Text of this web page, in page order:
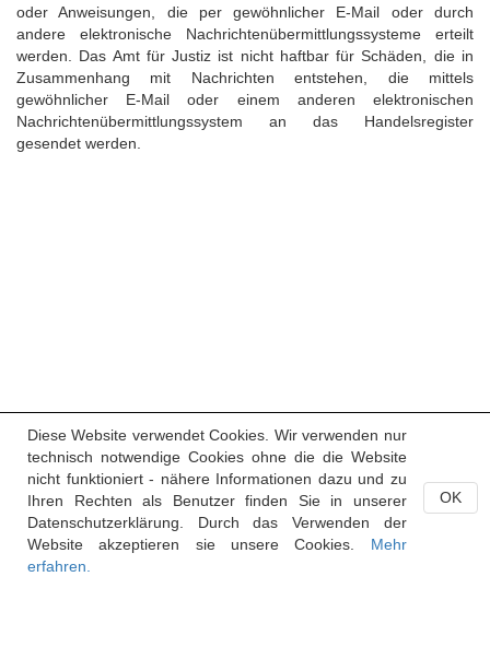
oder Anweisungen, die per gewöhnlicher E-Mail oder durch
andere elektronische Nachrichtenübermittlungssysteme erteilt
werden. Das Amt für Justiz ist nicht haftbar für Schäden, die in
Zusammenhang mit Nachrichten entstehen, die mittels
gewöhnlicher E-Mail oder einem anderen elektronischen
Nachrichtenübermittlungssystem an das Handelsregister
gesendet werden.
Diese Website verwendet Cookies. Wir verwenden nur
technisch notwendige Cookies ohne die die Website
nicht funktioniert - nähere Informationen dazu und zu
Ihren Rechten als Benutzer finden Sie in unserer
Datenschutzerklärung. Durch das Verwenden der
Website akzeptieren sie unsere Cookies. Mehr
erfahren.
OK